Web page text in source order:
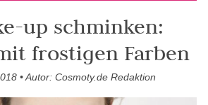
up schminken:
frostigen Farben
• Autor: Cosmoty.de Redaktion